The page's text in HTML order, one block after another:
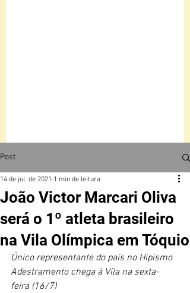
Post
João Victor Marcari Oliva
será o 1º atleta brasileiro
na Vila Olímpica em Tóquio
14 de jul. de 2021 1 min de leitura
Único representante do país no Hipismo
Adestramento chega à Vila na sexta-
feira (16/7)